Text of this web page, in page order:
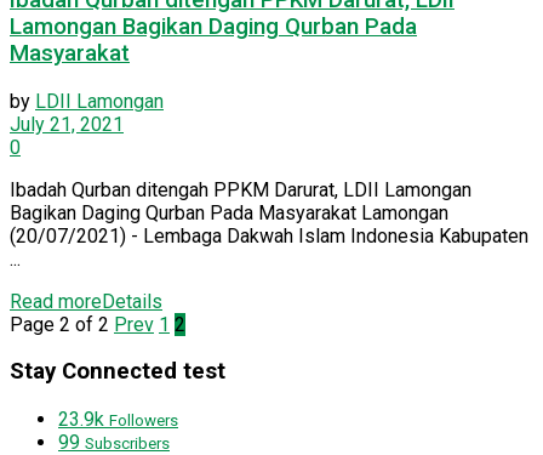
Lamongan Bagikan Daging Qurban Pada
Masyarakat
by LDII Lamongan
July 21, 2021
0
Ibadah Qurban ditengah PPKM Darurat, LDII Lamongan
Bagikan Daging Qurban Pada Masyarakat Lamongan
(20/07/2021) - Lembaga Dakwah Islam Indonesia Kabupaten
...
Read moreDetails
Page 2 of 2 Prev 1 2
Stay Connected test
23.9k Followers
99 Subscribers